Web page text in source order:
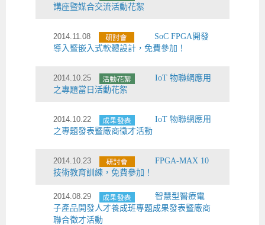
講座暨媒合交流活動花絮
2014.11.08
SoC FPGA開發
導入暨嵌入式軟體設計，免費參加！
2014.10.25
IoT 物聯網應用
之專題當日活動花絮
2014.10.22
IoT 物聯網應用
之專題發表暨廠商徵才活動
2014.10.23
FPGA-MAX 10
技術教育訓練，免費參加！
2014.08.29
智慧型醫療電
子產品開發人才養成班專題成果發表暨廠商
聯合徵才活動